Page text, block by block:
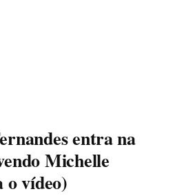
entra na
Michelle
o vídeo)